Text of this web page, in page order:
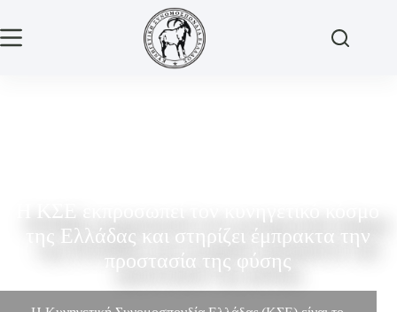
της Ελλάδας και στηρίζει έμπρακτα την
προστασία της φύσης